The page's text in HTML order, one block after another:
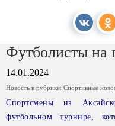
Футболисты на
14.01.2024
Новость в рубрике: Спортивные
Спортсмены из
футбольном турнире,